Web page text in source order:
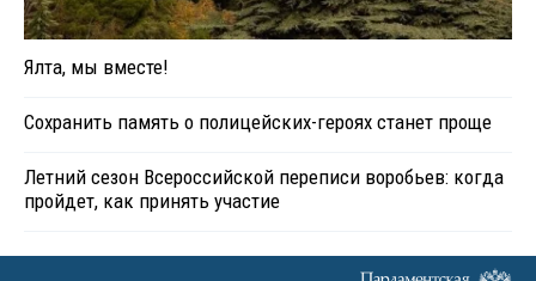
Ялта, мы вместе!
Сохранить память о полицейских-героях станет проще
Летний сезон Всероссийской переписи воробьев: когда
пройдет, как принять участие